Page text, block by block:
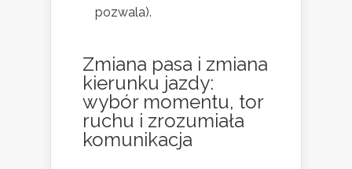
pozwala).
Zmiana pasa i zmiana
kierunku jazdy:
wybór momentu, tor
ruchu i zrozumiała
komunikacja